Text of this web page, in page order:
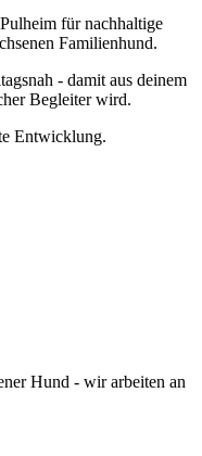
für nachhaltige
Familienhund.
- damit aus deinem
Begleiter wird.
Entwicklung.
Hund - wir arbeiten an